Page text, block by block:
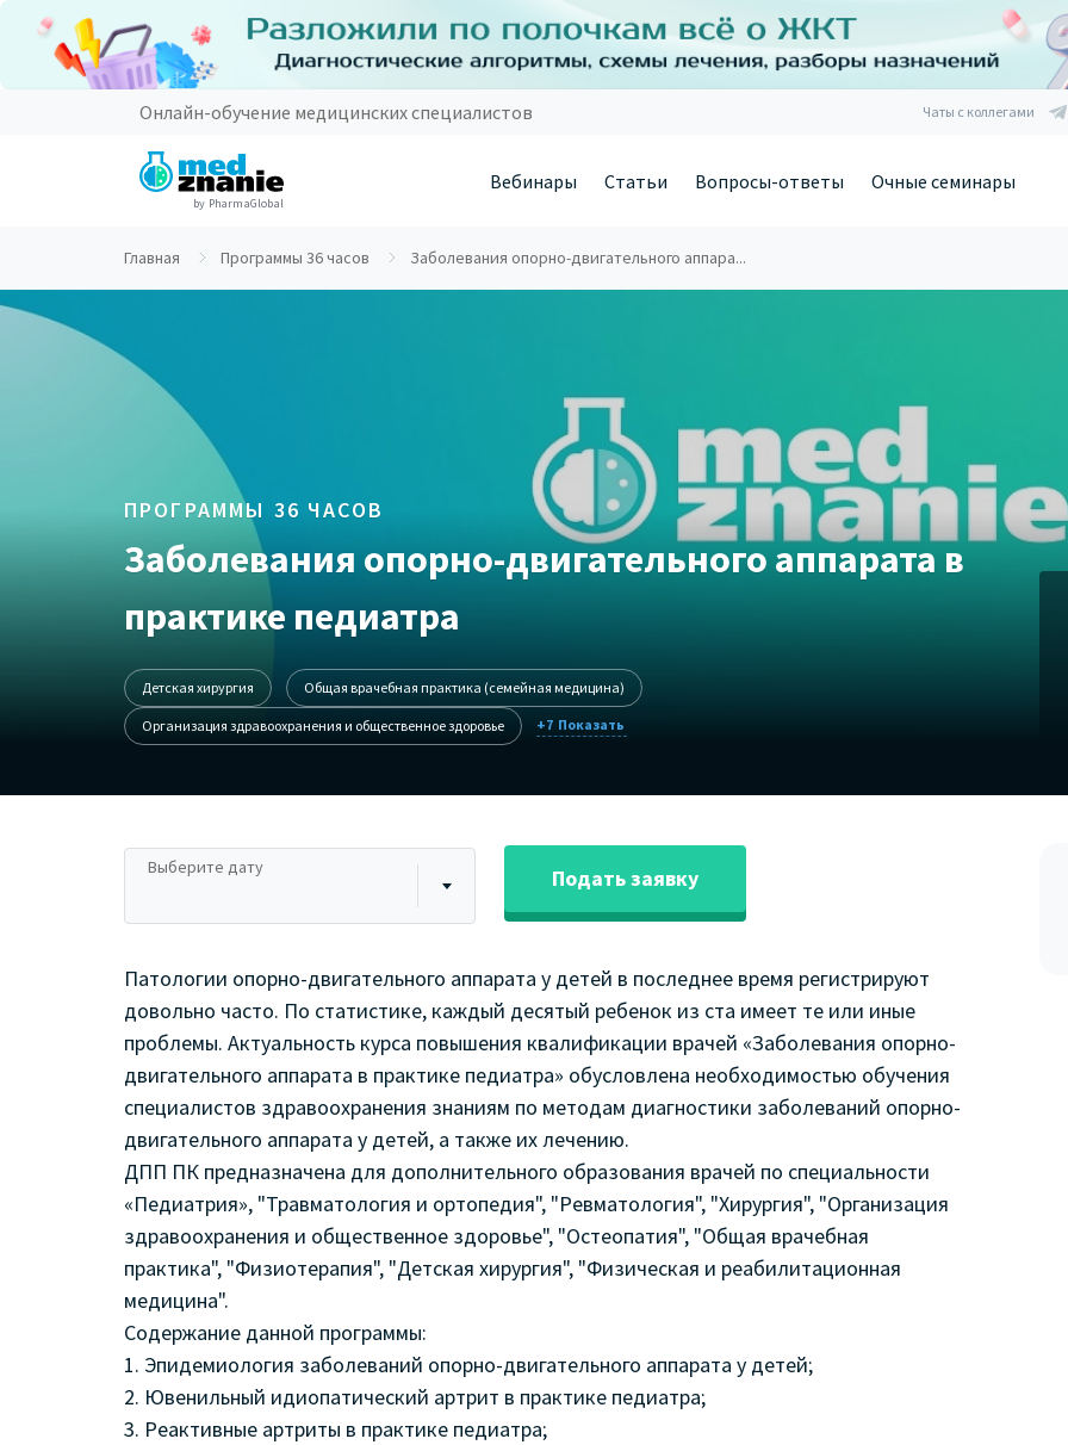
Онлайн-обучение медицинских специалистов Чаты с коллегами
by PharmaGlobal
Вебинары Статьи Вопросы-ответы Очные семинары
Главная Программы 36 часов Заболевания опорно-двигательного аппара...
ПРОГРАММЫ 36 ЧАСОВ
Заболевания опорно-двигательного аппарата в
практике педиатра
Детская хирургия Общая врачебная практика (семейная медицина)
Организация здравоохранения и общественное здоровье +7
Выберите дату Подать заявку
Патологии опорно-двигательного аппарата у детей в последнее время регистрируют
довольно часто. По статистике, каждый десятый ребенок из ста имеет те или иные
проблемы. Актуальность курса повышения квалификации врачей «Заболевания опорно-
двигательного аппарата в практике педиатра» обусловлена необходимостью обучения
специалистов здравоохранения знаниям по методам диагностики заболеваний опорно-
двигательного аппарата у детей, а также их лечению.
ДПП ПК предназначена для дополнительного образования врачей по специальности
«Педиатрия», "Травматология и ортопедия", "Ревматология", "Хирургия", "Организация
здравоохранения и общественное здоровье", "Остеопатия", "Общая врачебная
практика", "Физиотерапия", "Детская хирургия", "Физическая и реабилитационная
медицина".
Содержание данной программы:
1. Эпидемиология заболеваний опорно-двигательного аппарата у детей;
2. Ювенильный идиопатический артрит в практике педиатра;
3. Реактивные артриты в практике педиатра;